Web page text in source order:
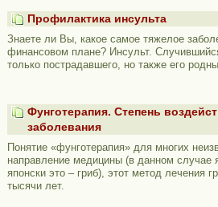
Профилактика инсульта
Знаете ли Вы, какое самое тяжелое
финансовом плане? Инсульт.
только пострадавшего, но также его
Фунготерапия. Степень
заболевания
Понятие «фунготерапия» для многих
направление медицины (в данном случае
японски это – гриб), этот метод лечения
тысячи лет.